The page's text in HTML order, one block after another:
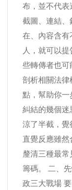
布，並不代
截圖、連結
在、內容含
人，就可以
些轉傳者也
剖析相關法
點，幫助你
糾結的幾個
涼了半截，
直覺反應雖
釐清三種最
籌碼。 二、
政三大戰場